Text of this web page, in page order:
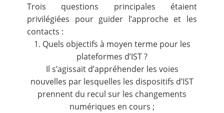
Trois questions principales étaient
privilégiées pour guider l’approche et les
contacts :
1. Quels objectifs à moyen terme pour les
plateformes d’IST ?
Il s’agissait d’appréhender les voies
nouvelles par lesquelles les dispositifs d’IST
prennent du recul sur les changements
numériques en cours ;